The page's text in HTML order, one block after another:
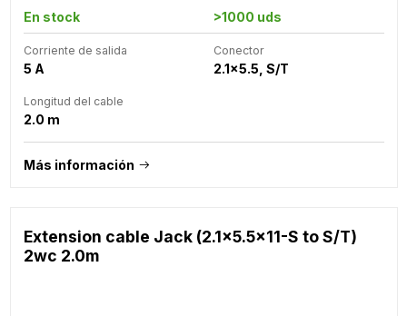
En stock >1000 uds
Corriente de salida
5 A
Conector
2.1x5.5, S/T
Longitud del cable
2.0 m
Más información
Extension cable Jack (2.1x5.5x11-S to S/T)
2wc 2.0m